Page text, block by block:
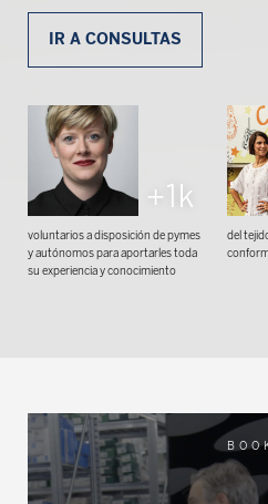
IR A CONSULTAS
+1k
voluntarios a disposición de pymes
y autónomos para aportarles toda
su experiencia y conocimiento
del